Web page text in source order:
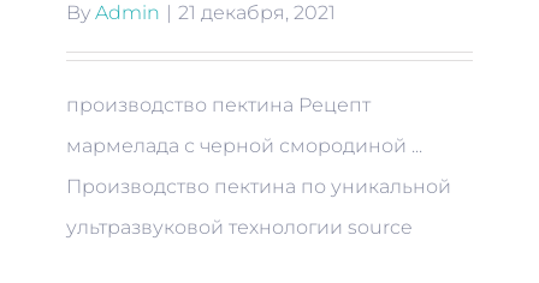
By Admin | 21 декабря, 2021
производство пектина Рецепт
мармелада с черной смородиной ...
Производство пектина по уникальной
ультразвуковой технологии source